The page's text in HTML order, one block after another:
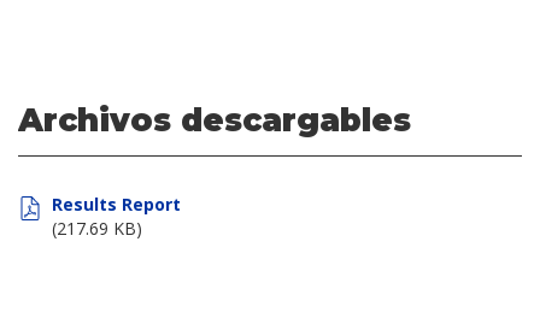
Archivos descargables
Results Report
(217.69 KB)